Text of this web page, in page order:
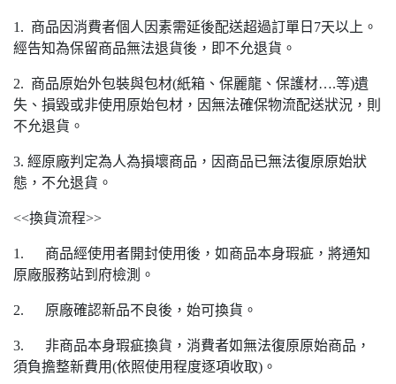
1. 商品因消費者個人因素需延後配送超過訂單日7天以上。
經告知為保留商品無法退貨後，即不允退貨。
2. 商品原始外包裝與包材(紙箱、保麗龍、保護材….等)遺
失、損毀或非使用原始包材，因無法確保物流配送狀況，則
不允退貨。
3. 經原廠判定為人為損壞商品，因商品已無法復原原始狀
態，不允退貨。
<<換貨流程>>
1. 商品經使用者開封使用後，如商品本身瑕疵，將通知
原廠服務站到府檢測。
2. 原廠確認新品不良後，始可換貨。
3. 非商品本身瑕疵換貨，消費者如無法復原原始商品，
須負擔整新費用(依照使用程度逐項收取)。